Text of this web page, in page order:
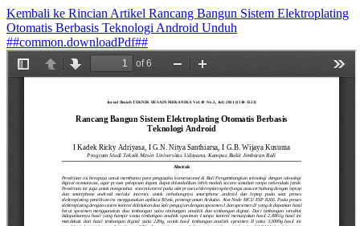
Kembali ke Rincian Artikel Rancang Bangun Sistem Elektroplating
Otomatis Berbasis Teknologi Android Unduh
##common.downloadPdf##